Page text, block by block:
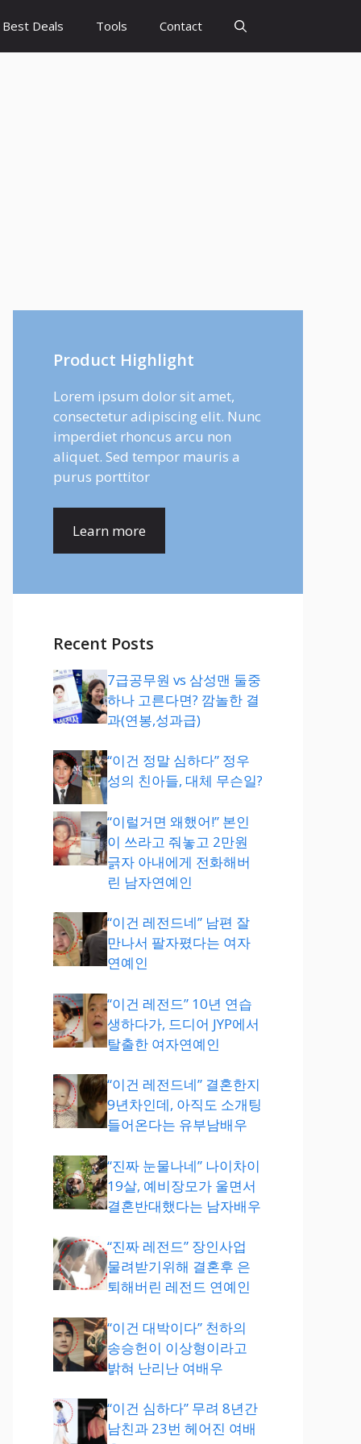
Best Deals Tools Contact
Product Highlight
Lorem ipsum dolor sit amet,
consectetur adipiscing elit. Nunc
imperdiet rhoncus arcu non
aliquet. Sed tempor mauris a
purus porttitor
Learn more
Recent Posts
7급공무원 vs 삼성맨 둘중
하나 고른다면? 깜놀한 결
과(연봉,성과급)
“이건 정말 심하다” 정우
성의 친아들, 대체 무슨일?
“이럴거면 왜했어!” 본인
이 쓰라고 줘놓고 2만원
긁자 아내에게 전화해버
린 남자연예인
“이건 레전드네” 남편 잘
만나서 팔자폈다는 여자
연예인
“이건 레전드” 10년 연습
생하다가, 드디어 JYP에서
탈출한 여자연예인
“이건 레전드네” 결혼한지
9년차인데, 아직도 소개팅
들어온다는 유부남배우
“진짜 눈물나네” 나이차이
19살, 예비장모가 울면서
결혼반대했다는 남자배우
“진짜 레전드” 장인사업
물려받기위해 결혼후 은
퇴해버린 레전드 연예인
“이건 대박이다” 천하의
송승헌이 이상형이라고
밝혀 난리난 여배우
“이건 심하다” 무려 8년간
남친과 23번 헤어진 여배